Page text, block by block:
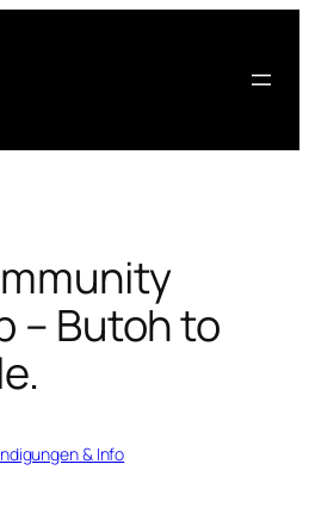
– Butoh to
& Info